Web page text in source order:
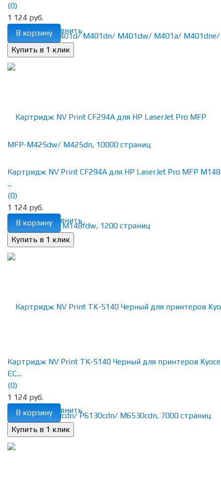
избранное сравнить
(0)
1 124 руб.
В корзину
избранное сравнить
Картридж NV Print CF294A для HP LaserJet Pro MFP
...
(0)
1 124 руб.
В корзину
избранное сравнить
Картридж NV Print TK-5140 Черный для принтеров
EC...
(0)
1 124 руб.
В корзину